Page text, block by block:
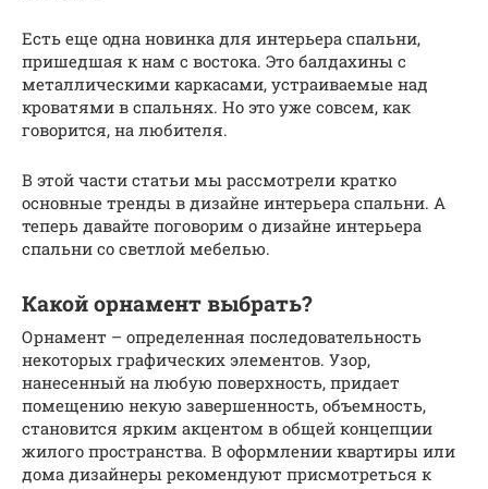
Есть еще одна новинка для интерьера спальни,
пришедшая к нам с востока. Это балдахины с
металлическими каркасами, устраиваемые над
кроватями в спальнях. Но это уже совсем, как
говорится, на любителя.
В этой части статьи мы рассмотрели кратко
основные тренды в дизайне интерьера спальни. А
теперь давайте поговорим о дизайне интерьера
спальни со светлой мебелью.
Какой орнамент выбрать?
Орнамент – определенная последовательность
некоторых графических элементов. Узор,
нанесенный на любую поверхность, придает
помещению некую завершенность, объемность,
становится ярким акцентом в общей концепции
жилого пространства. В оформлении квартиры или
дома дизайнеры рекомендуют присмотреться к